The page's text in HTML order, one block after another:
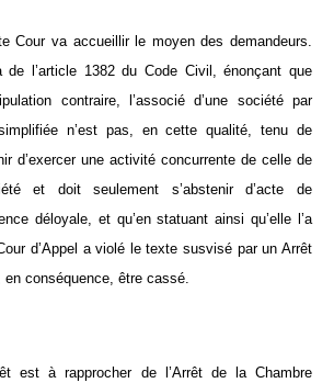
Cour va accueillir le moyen des demandeurs.
de l’article 1382 du Code Civil, énonçant que
contraire, l’associé d’une société par
n’est pas, en cette qualité, tenu de
d’exercer une activité concurrente de celle de
et doit seulement s’abstenir d’acte de
déloyale, et qu’en statuant ainsi qu’elle l’a
d’Appel a violé le texte susvisé par un Arrêt
en conséquence, être cassé.
est à rapprocher de l’Arrêt de la Chambre